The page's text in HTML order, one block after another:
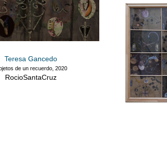
Teresa Gancedo
de un recuerdo, 2020
RocioSantaCruz